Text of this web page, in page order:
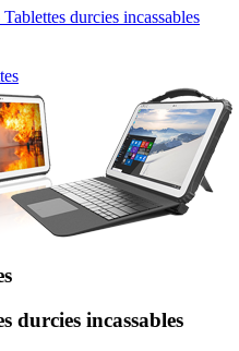
durcies incassables